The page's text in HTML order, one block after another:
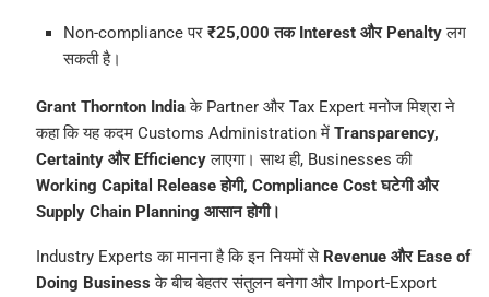
Non-compliance पर ₹25,000 तक Interest और Penaltyलग
सकती है।
Grant Thornton Indiaके Partner और Tax Expert मनोज मिश्रा ने
कहा कि यह कदम Customs Administration में Transparency,
Certainty और Efficiencyलाएगा। साथ ही, Businesses की
Working Capital Release होगी, Compliance Cost घटेगी और
Supply Chain Planning आसान होगी।
Industry Experts का मानना है कि इन नियमों से Revenue और Ease of
Doing Business के बीच बेहतर संतुलन बनेगा और Import-Export